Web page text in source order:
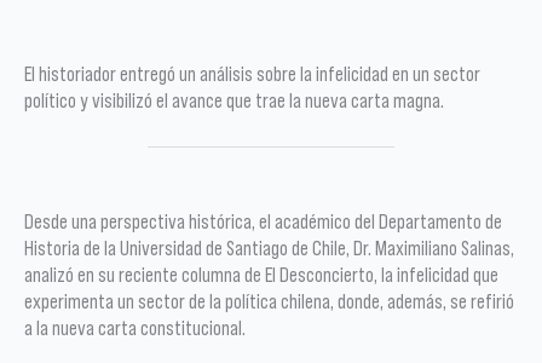
El historiador entregó un análisis sobre la infelicidad en un sector
político y visibilizó el avance que trae la nueva carta magna.
Desde una perspectiva histórica, el académico del Departamento de
Historia de la Universidad de Santiago de Chile, Dr. Maximiliano Salinas,
analizó en su reciente columna de El Desconcierto, la infelicidad que
experimenta un sector de la política chilena, donde, además, se refirió
a la nueva carta constitucional.